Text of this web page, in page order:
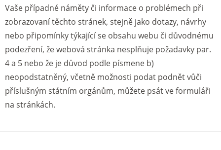
Vaše případné náměty či informace o problémech při
zobrazovaní těchto stránek, stejně jako dotazy, návrhy
nebo připomínky týkající se obsahu webu či důvodnému
podezření, že webová stránka nesplňuje požadavky par.
4 a 5 nebo že je důvod podle písmene b)
neopodstatněný, včetně možnosti podat podnět vůči
příslušným státním orgánům, můžete psát ve formuláři
na stránkách.